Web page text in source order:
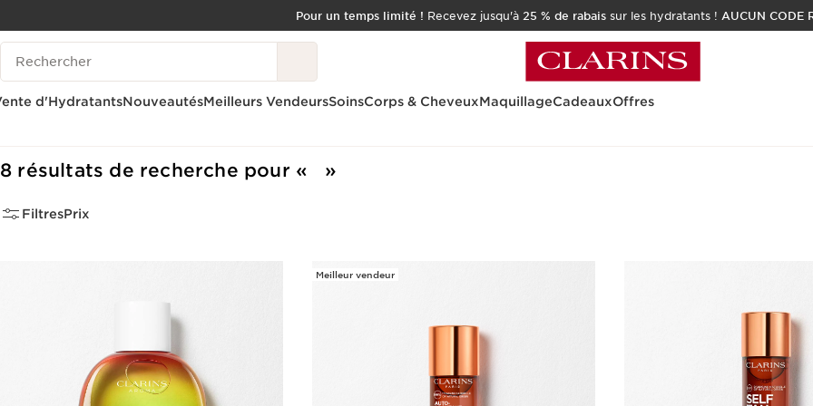
ALLER AU CONTENU
CONSULTER LE PIED DE PAGE
OUTIL D'ACCESSIBILITÉ
Pour un temps limité ! Recevez jusqu'à 25 % de rabais sur les hydratants ! AUCUN CODE
Historique des recherches
d'HydratantsNouveautésMeilleurs VendeursSoinsCorps & CheveuxMaquillageCadeauxOffres
8 résultats de recherche pour
FiltresPrix
Meilleur vendeur